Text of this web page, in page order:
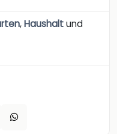
,Haushaltund